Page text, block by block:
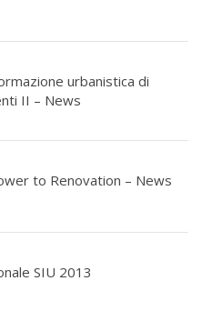
urbanistica di
II – News
to Renovation – News
SIU 2013